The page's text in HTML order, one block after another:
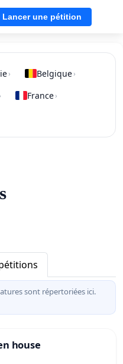
Lancer une pétition
› Belgique›
› France›
sont répertoriées ici.
house